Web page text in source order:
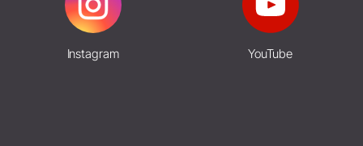
Instagram YouTube